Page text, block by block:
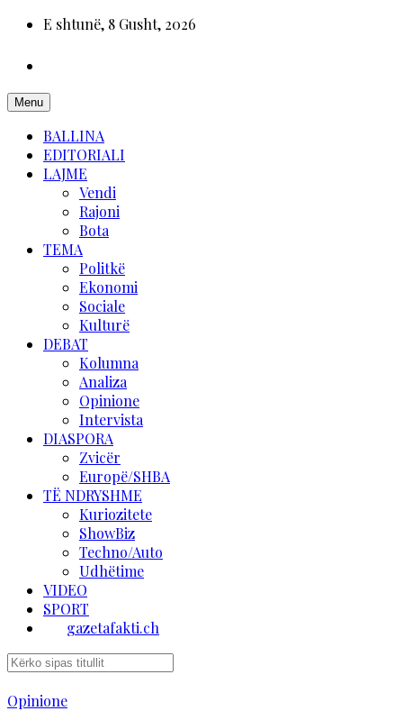
E shtunë, 8 Gusht, 2026
Menu
BALLINA
EDITORIALI
LAJME
Vendi
Rajoni
Bota
TEMA
Politkë
Ekonomi
Sociale
Kulturë
DEBAT
Kolumna
Analiza
Opinione
Intervista
DIASPORA
Zvicër
Europë/SHBA
TË NDRYSHME
Kuriozitete
ShowBiz
Techno/Auto
Udhëtime
VIDEO
SPORT
gazetafakti.ch
Opinione